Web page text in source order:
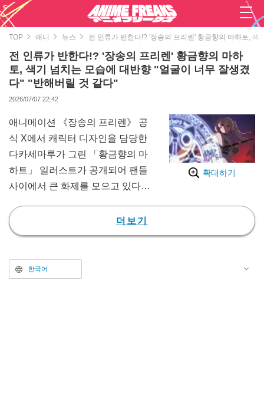
TOP 애니 뉴스 전 인류가 반한다!? '장송의 프리렌' 황금향의 마하토,
전 인류가 반한다!? '장송의 프리렌' 황금향의 마하
토, 색기 넘치는 모습에 대반향 "얼굴이 너무 잘생겼
다" "반해버릴 것 같다"
2026/07/07 22:42
확대하기
애니메이션 《장송의 프리렌》 공
식 X에서 캐릭터 디자인을 담당한
다카세마루가 그린 「황금향의 마
하트」 일러스트가 공개되어 팬들
사이에서 큰 화제를 모으고 있다.
에서 열린 Anime Expo 2026에 맞
춰 팬과 방문객에게 주는 기념 선
스트에서는 훌륭한 뿔과 붉은 보라
색 장발을 지니고 우아하게 차려입
더보기
한국어